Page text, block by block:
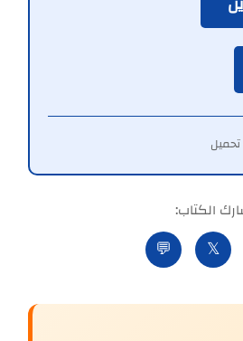
الكتاب:
𝕏
💬